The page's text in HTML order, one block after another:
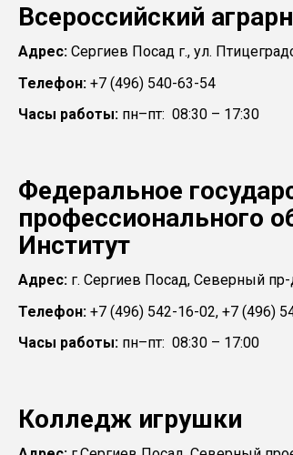
Всероссийский
Адрес: Сергиев Посад г., ул.
Телефон: +7 (496) 540-63-54
Часы работы: пн–пт: 08:30 – 17:30
Федеральное
профессионального
Институт
Адрес: г. Сергиев Посад, Северный пр-
Телефон: +7 (496) 542-16-02, +7 (496)
Часы работы: пн–пт: 08:30 – 17:00
Колледж игрушки